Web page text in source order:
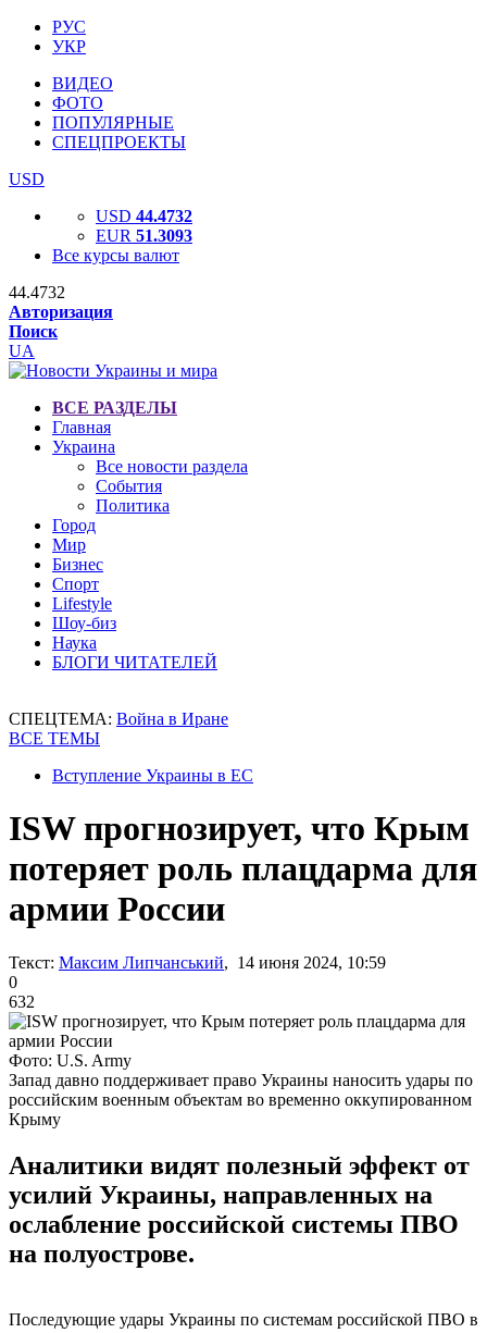
РУС
УКР
ВИДЕО
ФОТО
ПОПУЛЯРНЫЕ
СПЕЦПРОЕКТЫ
USD
USD 44.4732
EUR 51.3093
Все курсы валют
44.4732
Авторизация
Поиск
UA
ВСЕ РАЗДЕЛЫ
Главная
Украина
Все новости раздела
События
Политика
Город
Мир
Бизнес
Спорт
Lifestyle
Шоу-биз
Наука
БЛОГИ ЧИТАТЕЛЕЙ
СПЕЦТЕМА: Война в Иране
ВСЕ ТЕМЫ
Вступление Украины в ЕС
ISW прогнозирует, что Крым
потеряет роль плацдарма для
армии России
Текст: Максим Липчанський, 14 июня 2024, 10:59
0
632
Фото: U.S. Army
Запад давно поддерживает право Украины наносить удары по
российским военным объектам во временно оккупированном
Крыму
Аналитики видят полезный эффект от
усилий Украины, направленных на
ослабление российской системы ПВО
на полуострове.
Последующие удары Украины по системам российской ПВО в